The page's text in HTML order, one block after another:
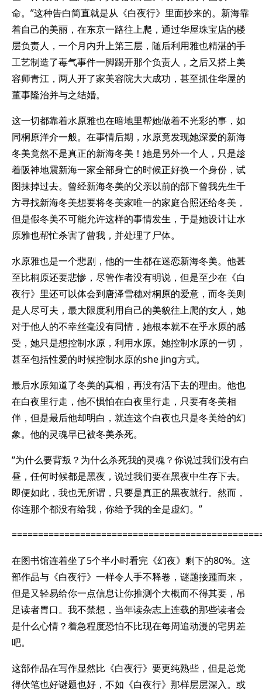
命。”这种告白简直就是从《白夜行》里面抄来的。新海靠
着自己的美丽，在东京一路往上爬，通过华屋珠宝店的楼
层负责人，一个月内升上第三层，随后利用雅也精湛的手
工艺制造了毒气事件一脚踢开那个负责人，之后又搭上美
容师青江，两人开了家美容院大大成功，甚至抓住华屋的
董事隆治并与之结婚。
这一切都靠着水原雅也在暗地里帮她做着不光彩的事，如
同桐原洋介一般。在事情后期，水原竟发现她深爱的新海
冬美竟然不是真正的新海冬美！她是另外一个人，只是趁
着阪神地震新海一家全部身亡的时候正好换一个身份，试
图抹掉过去。曾经新海冬美的父亲以前的部下曾我先生千
方寻找新海冬美想要将冬美家唯一的家庭合照还给冬美，
但是假冬美不可能允许这样的事情发生，于是她设计让水
原雅也帮忙杀害了曾我，并处理了尸体。
水原雅也是一个悲剧，他的一生都在迷恋新海冬美。他甚
至比桐原还要悲惨，尽管作者没有明说，但是至少在《白
夜行》里还可以体会到唐泽雪穗对桐原的爱意，而冬美则
是人尽可夫，最大限度利用自己的美貌往上爬的女人，她
对于他人的不幸丝毫没有同情，她根本就不在乎水原的感
受，她只是想控制水原，利用水原。她控制水原的一切，
甚至包括性爱的时候控制水原的she jing方式。
最后水原知道了冬美的真相，再没有活下去的理由。他也
在白夜里行走，他不惧怕在白夜里行走，只要有冬美相
伴，但是最后他却明白，就连这个白夜也只是冬美给的幻
象。他的灵魂早已被冬美杀死。
“为什么要背叛？为什么杀死我的灵魂？你说过我们没有白
昼，任何时候都是黑夜，说过我们要在黑夜中生存下去。
即便如此，我也无所谓，只要是真正的黑夜就行。然而，
你连那个都没有给我，你给予我的全是虚幻。”
在图书馆连着坐了5个半小时看完《幻夜》剩下的80%。这
部作品与《白夜行》一样令人手不释卷，谜题接踵而来，
但是又轻易给你一点信息让你推测个大概而不得其要，吊
足读者胃口。我不禁想，当年读杂志上连载的那些读者会
是什么心情？着急程度恐怕不比现在每周追动漫的宅男差
吧。
这部作品在写作显然比《白夜行》要更纯熟些，但是总觉
得伏笔也好谜题也好，不如《白夜行》那样层层深入。或